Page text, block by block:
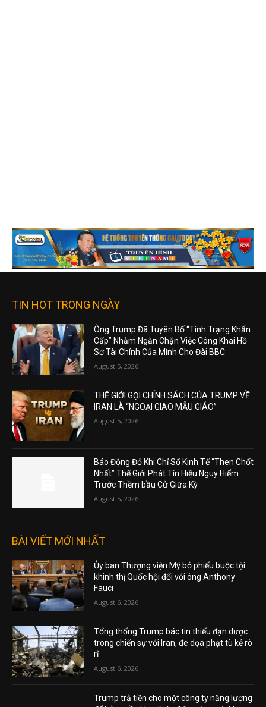
TIN HOT TRONG NGÀY
Ông Trump Đã Tuyên Bố “Tình Trạng Khẩn
Cấp” Nhằm Ngăn Chặn Việc Công Khai Hồ
Sơ Tài Chính Của Mình Cho Đài BBC
August 5, 2026
THẾ GIỚI GỌI CHÍNH SÁCH CỦA TRUMP VỀ
IRAN LÀ “NGOẠI GIAO MẪU GIÁO”
August 5, 2026
Báo Động Đỏ Khi Chỉ Số Kinh Tế “Then Chốt
Nhất” Thế Giới Phát Tín Hiệu Nguy Hiểm
Trước Thềm bầu Cử Giữa Kỳ
August 5, 2026
BÀI VIẾT MỚI NHẤT
Ủy ban Thượng viện Mỹ bỏ phiếu buộc tội
khinh thị Quốc hội đối với ông Anthony
Fauci
August 6, 2026
Tổng thống Trump bác tin thiếu đạn dược
trong chiến sự với Iran, đe dọa phạt tù kẻ rò
rỉ
August 6, 2026
Trump trả tiền cho một công ty năng lượng